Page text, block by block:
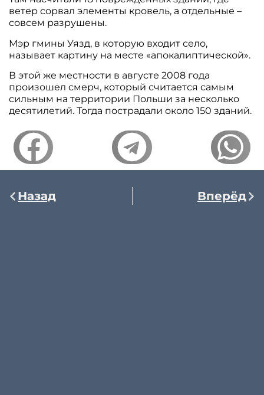
ветер сорвал элементы кровель, а отдельные –
совсем разрушены.
Мэр гмины Уязд, в которую входит село,
называет картину на месте «апокалиптической».
В этой же местности в августе 2008 года
произошел смерч, который считается самым
сильным на территории Польши за несколько
десятилетий. Тогда пострадали около 150 зданий.
Назад Вперёд